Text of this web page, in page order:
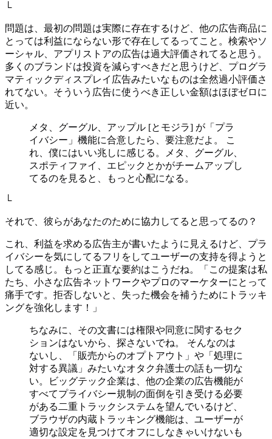
└
問題は、最初の問題は実際に存在するけど、他の広告商品に
とっては利益にならない形で存在してるってこと。検索やソ
ーシャル、アプリストアの広告は過大評価されてると思う。
多くのブランドは投資を減らすべきだと思うけど、プログラ
マティックディスプレイ広告みたいなものは全然過小評価さ
れてない。そういう広告に使うべき正しい金額はほぼゼロに
近い。
メタ、グーグル、アップル [とモジラ] が「プラ
イバシー」機能に合意したら、要注意だよ。 こ
れ、僕にはいい兆しに感じる。メタ、グーグル、
スポティファイ、エピックとかがチームアップし
てるのを見ると、もっと心配になる。
└
それで、彼らがあなたのために協力してると思ってるの？
これ、利益を求める広告主が書いたように見えるけど、プラ
イバシーを気にしてるフリをしてユーザーの支持を得ようと
してる感じ。もっと正直な要約はこうだね。「この提案は私
たち、小さな広告ネットワークやプロのマーケターにとって
痛手です。拒否しないと、失った機会を補うためにトラッキ
ングを強化します！」
ちなみに、その文書には権限や同意に関するセク
ションはないから、探さないでね。 そんなのは
ないし、「販売からのオプトアウト」や「処理に
対する異議」みたいなオタク弁護士の話も一切な
い。ビッグテック企業は、他の企業の広告機能が
すべてプライバシー規制の面倒を引き受ける必要
がある二重トラックシステムを望んでいるけど、
ブラウザの内蔵トラッキング機能は、ユーザーが
適切な設定を見つけてオフにしなきゃいけないも